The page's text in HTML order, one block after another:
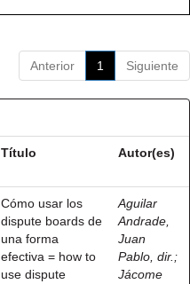
Anterior 1 Siguiente
Título Autor(es)
Cómo usar los
dispute boards de
una forma
efectiva = how to
use dispute
Aguilar
Andrade,
Juan
Pablo, dir. ;
Jácome